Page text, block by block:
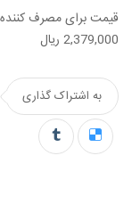
2,379,000 ریال
به اشتراک گذاری